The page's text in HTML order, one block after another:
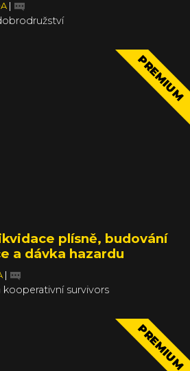
PREMIUM
plísně, budování
a dávka hazardu
survivors
PREMIUM